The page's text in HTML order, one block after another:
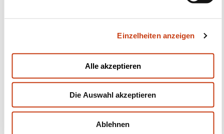
Einzelheiten anzeigen
Alle akzeptieren
Die Auswahl akzeptieren
Ablehnen
Facebook
TwitterLinkedInYouTube
Kontakt mit uns aufnehmen